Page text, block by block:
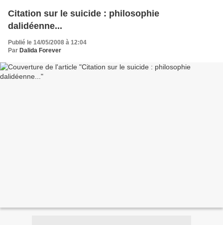
Citation sur le suicide : philosophie
dalidéenne...
Publié le 14/05/2008 à 12:04
Par Dalida Forever